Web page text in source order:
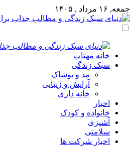
جمعه, ۱۶ مرداد , ۱۴۰۵
خانه مهتاب
سبک زندگی
مد و پوشاک
آرایش و زیبایی
خانه داری
اخبار
خانواده و کودک
آشپزی
سلامتی
اخبار شرکت ها